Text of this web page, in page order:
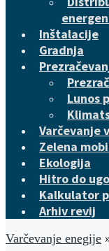
Inštalacije
Gradnja
Lunos
Varčevanje
Zelena
Ekologija
Hitro do
Kalkulator
Arhiv revij
Varčevanje enegije